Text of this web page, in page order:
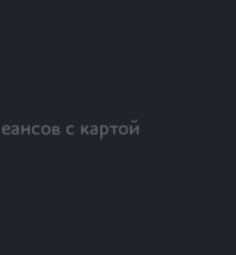
с картой